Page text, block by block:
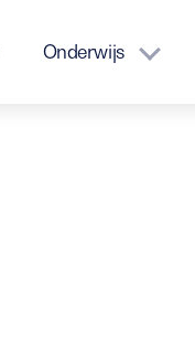
Onderwijs